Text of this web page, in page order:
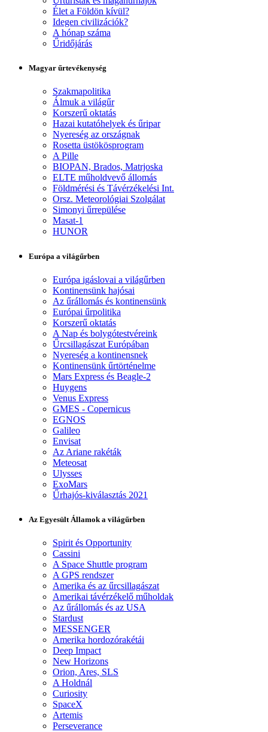
Élet a Földön kívül?
Idegen civilizációk?
A hónap száma
Űridőjárás
Magyar űrtevékenység
Szakmapolitika
Álmuk a világűr
Korszerű oktatás
Hazai kutatóhelyek és űripar
Nyereség az országnak
Rosetta üstökösprogram
A Pille
BIOPAN, Brados, Matrjoska
ELTE műholdvevő állomás
Földmérési és Távérzékelési Int.
Orsz. Meteorológiai Szolgálat
Simonyi űrrepülése
Masat-1
HUNOR
Európa a világűrben
Európa igáslovai a világűrben
Kontinensünk hajósai
Az űrállomás és kontinensünk
Európai űrpolitika
Korszerű oktatás
A Nap és bolygótestvéreink
Űrcsillagászat Európában
Nyereség a kontinensnek
Kontinensünk űrtörténelme
Mars Express és Beagle-2
Huygens
Venus Express
GMES - Copernicus
EGNOS
Galileo
Envisat
Az Ariane rakéták
Meteosat
Ulysses
ExoMars
Űrhajós-kiválasztás 2021
Az Egyesült Államok a világűrben
Spirit és Opportunity
Cassini
A Space Shuttle program
A GPS rendszer
Amerika és az űrcsillagászat
Amerikai távérzékelő műholdak
Az űrállomás és az USA
Stardust
MESSENGER
Amerika hordozórakétái
Deep Impact
New Horizons
Orion, Ares, SLS
A Holdnál
Curiosity
SpaceX
Artemis
Perseverance